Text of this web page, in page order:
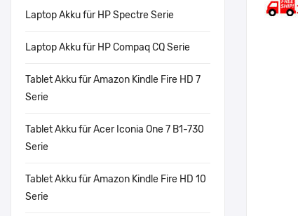
Laptop Akku für HP Spectre Serie
Laptop Akku für HP Compaq CQ Serie
Tablet Akku für Amazon Kindle Fire HD 7
Serie
Tablet Akku für Acer Iconia One 7 B1-730
Serie
Tablet Akku für Amazon Kindle Fire HD 10
Serie